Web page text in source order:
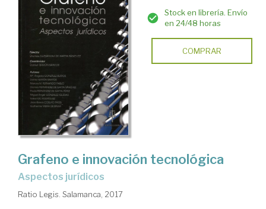
Stock en librería. Envío
en 24/48 horas
COMPRAR
Grafeno e innovación tecnológica
aspectos jurídicos
Ratio Legis. Salamanca, 2017